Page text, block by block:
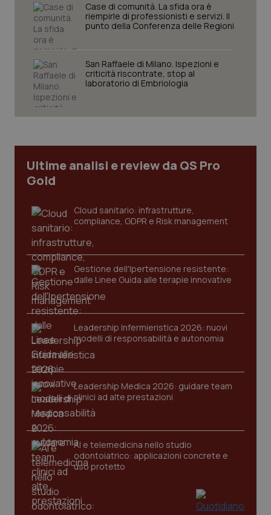
Vaccini
Case di comunità. La sfida ora è
riempirle di professionisti e servizi. Il
punto della Conferenza delle Regioni
San Raffaele di Milano. Ispezioni e
criticità riscontrate, stop al
laboratorio di Embriologia
Ultime analisi e review da QS Pro
Gold
Cloud sanitario: infrastrutture,
compliance, GDPR e Risk management
Gestione dell'Ipertensione resistente:
dalle Linee Guida alle terapie innovative
Leadership Infermieristica 2026: nuovi
modelli di responsabilità e autonomia
Leadership Medica 2026: guidare team
clinici ad alte prestazioni
AI e telemedicina nello studio
odontoiatrico: applicazioni concrete e
uso protetto
Necessari Statistici Marketing
I cookie necessari contribuiscono a rendere fruibile il
sito web abilitandone funzionalità di base quali la
navigazione sulle pagine e l'accesso alle aree
VISITOR_PRIVACY_METADATA
YouTube
CookieScriptConsent